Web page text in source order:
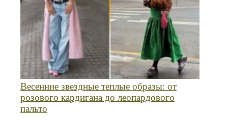
Весенние звездные теплые образы: от
розового кардигана до леопардового
пальто